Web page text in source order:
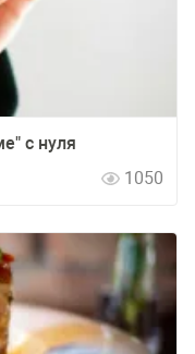
с нуля
1050